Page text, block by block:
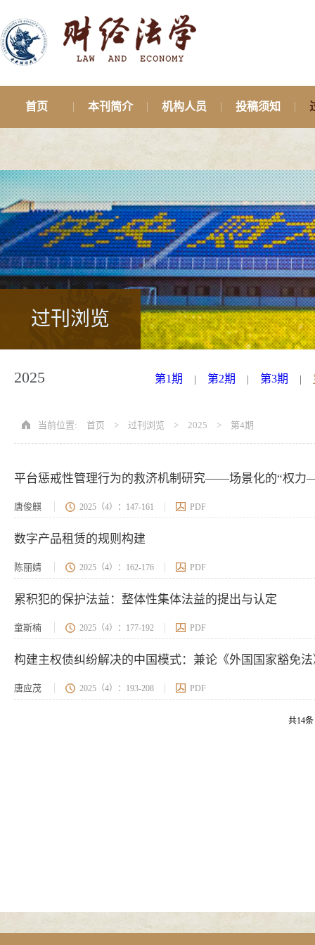
首页 本刊简介 机构人员 投稿须知
过刊浏览
2025 第1期 第2期 第3期
当前位置: 首页 > 过刊浏览 > 2025 > 第4期
平台惩戒性管理行为的救济机制研究——场景化的“权力
唐俊麒 2025（4）：147-161 PDF
数字产品租赁的规则构建
陈丽婧 2025（4）：162-176 PDF
累积犯的保护法益：整体性集体法益的提出与认定
童斯楠 2025（4）：177-192 PDF
构建主权债纠纷解决的中国模式：兼论《外国国家豁免
唐应茂 2025（4）：193-208 PDF
共14